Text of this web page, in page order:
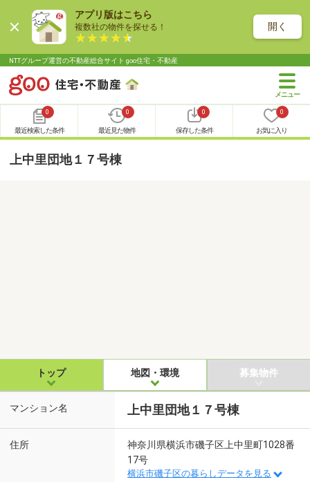
アプリ版はこちら
複数社の物件を探せる！ 開く
NTTグループ運営の不動産総合サイト goo住宅・不動産
0
最近検索した条件
0
最近見た物件
0
保存した条件
0
お気に入り
上中里団地１７号棟
トップ 地図・環境 募集物件
マンション名 上中里団地１７号棟
住所
神奈川県横浜市磯子区上中里町1028番
17号
横浜市磯子区の暮らしデータを見る